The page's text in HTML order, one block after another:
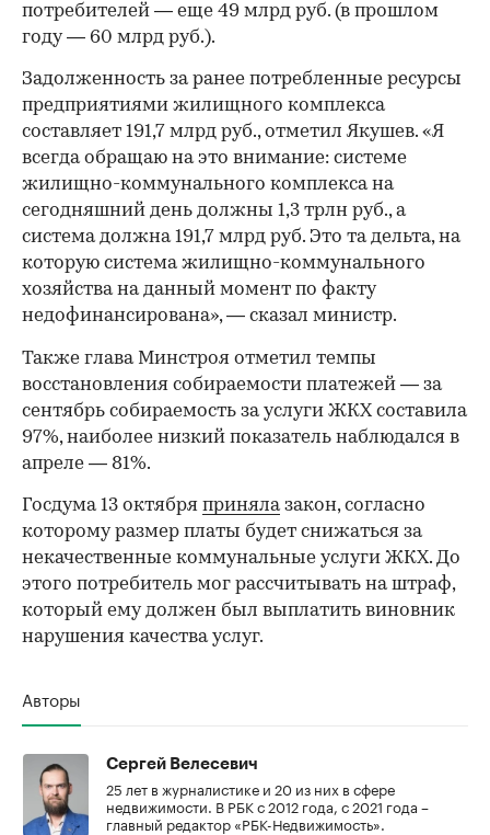
потребителей — еще 49 млрд руб. (в прошлом
году — 60 млрд руб.).
Задолженность за ранее потребленные ресурсы
предприятиями жилищного комплекса
составляет 191,7 млрд руб., отметил Якушев. «Я
всегда обращаю на это внимание: системе
жилищно-коммунального комплекса на
сегодняшний день должны 1,3 трлн руб., а
система должна 191,7 млрд руб. Это та дельта, на
которую система жилищно-коммунального
хозяйства на данный момент по факту
недофинансирована», — сказал министр.
Также глава Минстроя отметил темпы
восстановления собираемости платежей — за
сентябрь собираемость за услуги ЖКХ составила
97%, наиболее низкий показатель наблюдался в
апреле — 81%.
Госдума 13 октября принялазакон, согласно
которому размер платы будет снижаться за
некачественные коммунальные услуги ЖКХ. До
этого потребитель мог рассчитывать на штраф,
который ему должен был выплатить виновник
нарушения качества услуг.
Авторы
Сергей Велесевич
25 лет в журналистике и 20 из них в сфере
недвижимости. В РБК с 2012 года, с 2021 года –
главный редактор «РБК-Недвижимость».